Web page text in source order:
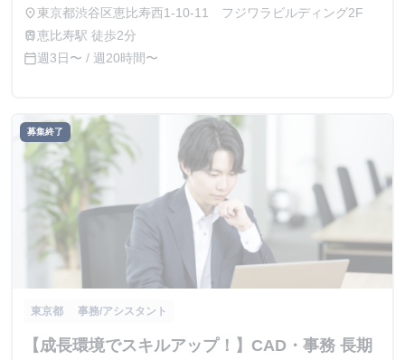
place東京都渋谷区恵比寿西1-10-11 フジワラビルディング2F
train恵比寿駅 徒歩2分
calendar_today週3日〜 / 週20時間〜
募集終了
東京都 事務/アシスタント
【成長環境でスキルアップ！】CAD・事務 長期